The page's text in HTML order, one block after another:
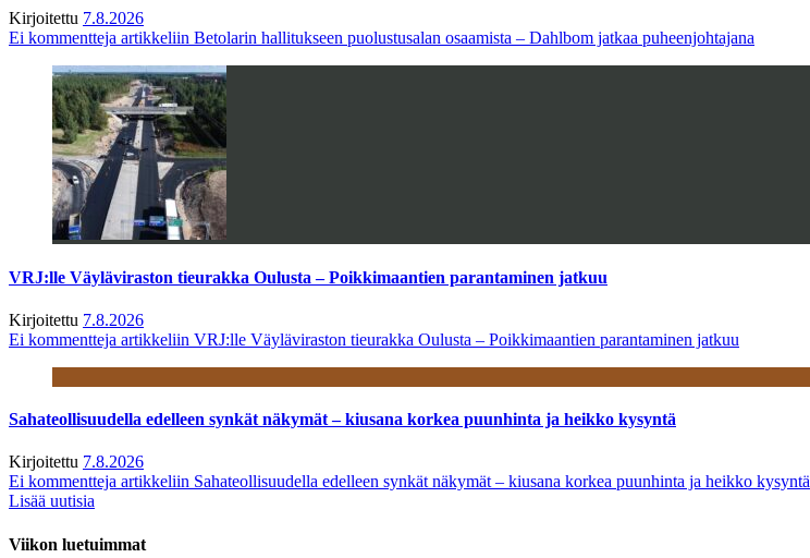
Kirjoitettu 7.8.2026
Ei kommentteja artikkeliin Betolarin hallitukseen puolustusalan osaamista – Dahlbom jatkaa puheenjohtajana
VRJ:lle Väyläviraston tieurakka Oulusta – Poikkimaantien parantaminen jatkuu
Kirjoitettu 7.8.2026
Ei kommentteja artikkeliin VRJ:lle Väyläviraston tieurakka Oulusta – Poikkimaantien parantaminen jatkuu
Sahateollisuudella edelleen synkät näkymät – kiusana korkea puunhinta ja heikko kysyntä
Kirjoitettu 7.8.2026
Ei kommentteja artikkeliin Sahateollisuudella edelleen synkät näkymät – kiusana korkea puunhinta ja heikko kysyntä
Lisää uutisia
Viikon luetuimmat